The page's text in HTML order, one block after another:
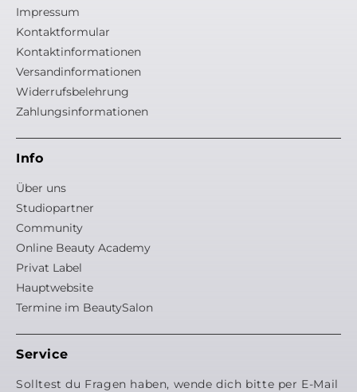
Impressum
Kontaktformular
Kontaktinformationen
Versandinformationen
Widerrufsbelehrung
Zahlungsinformationen
Info
Über uns
Studiopartner
Community
Online Beauty Academy
Privat Label
Hauptwebsite
Termine im BeautySalon
Service
Solltest du Fragen haben, wende dich bitte per E-Mail